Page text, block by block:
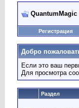
QuantumMagic
Регистрация
Добро
Если это ваш
Для просмотра
Раздел